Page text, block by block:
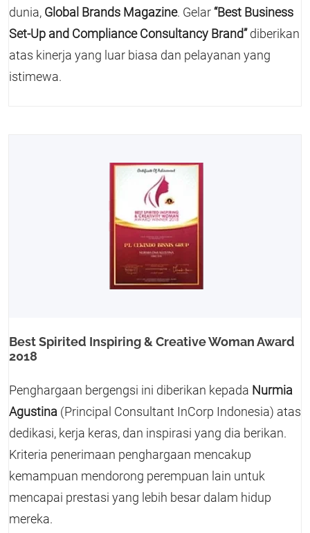
dunia, Global Brands Magazine. Gelar “Best Business
Set-Up and Compliance Consultancy Brand”diberikan
atas kinerja yang luar biasa dan pelayanan yang
istimewa.
Best Spirited Inspiring & Creative Woman Award
2018
Penghargaan bergengsi ini diberikan kepada Nurmia
Agustina (Principal Consultant InCorp Indonesia) atas
dedikasi, kerja keras, dan inspirasi yang dia berikan.
Kriteria penerimaan penghargaan mencakup
kemampuan mendorong perempuan lain untuk
mencapai prestasi yang lebih besar dalam hidup
mereka.